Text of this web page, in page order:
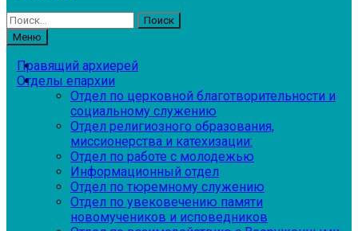
Найти:
Меню
Правящий архиерей
Отделы епархии
Отдел по церковной благотворительности и
социальному служению
Отдел религиозного образования,
миссионерства и катехизации:
Отдел по работе с молодежью
Информационный отдел
Отдел по тюремному служению
Отдел по увековечению памяти
новомучеников и исповедников